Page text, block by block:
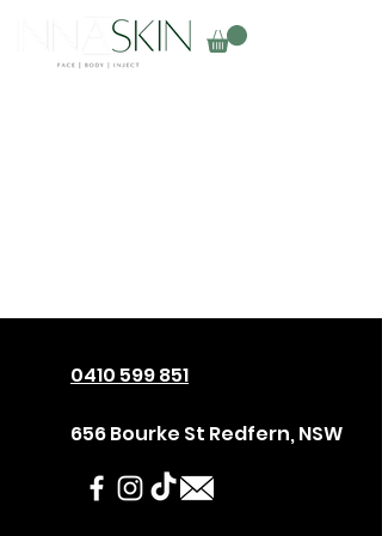
0410 599 851
656 Bourke St Redfern, NSW